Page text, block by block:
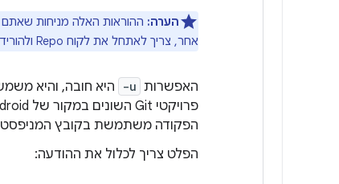
הערה: ההוראות האלה מניחות
אחר, צריך לאתחל את לקוח Repo ולהוריד את המקור של הענף הזה.
האפשרות -u היא חובה, והיא
הפקודה משתמשת בקובץ המניפסט
הפלט צריך לכלול את ההודעה: